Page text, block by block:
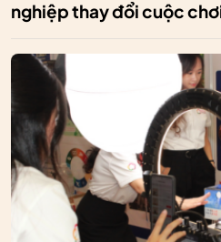
nghiệp thay đổi cuộc